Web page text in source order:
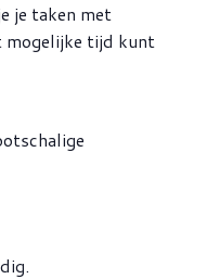
je taken met
mogelijke tijd kunt